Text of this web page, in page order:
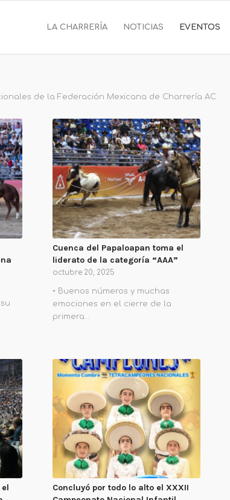
LA CHARRERÍA NOTICIAS EVENTOS
de la Federación Mexicana de Charrería AC
Cuenca del Papaloapan toma el
liderato de la categoría “AAA”
octubre 20, 2025
• Buenos números y muchas
emociones en el cierre de la
primera…
Concluyó por todo lo alto el XXXII